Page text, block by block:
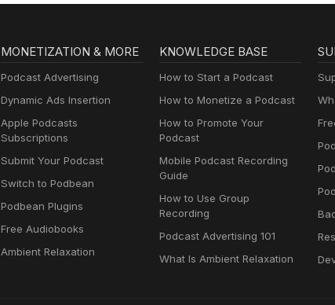
MONETIZATION & MORE
Podcast Advertising
Dynamic Ads Insertion
Apple Podcasts
Subscriptions
Submit Your Podcast
Switch to Podbean
Podbean Plugins
Free Audiobooks
Ambient Relaxation
KNOWLEDGE BASE
How to Start a Podcast
How to Monetize a Podcast
How to Promote Your
Podcast
Mobile Podcast Recording
Guide
How to Use Group
Recording
Podcast Advertising 101
What Is Ambient Relaxation